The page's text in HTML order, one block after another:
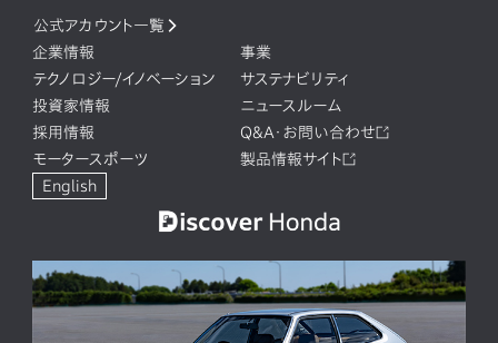
公式アカウント一覧
企業情報
事業
テクノロジー/イノベーション
サステナビリティ
投資家情報
ニュースルーム
採用情報
Q&A・お問い合わせ
モータースポーツ
製品情報サイト
English